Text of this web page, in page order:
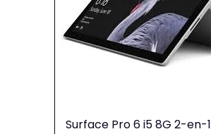
Surface Pro 6 i5 8G 2-en-1